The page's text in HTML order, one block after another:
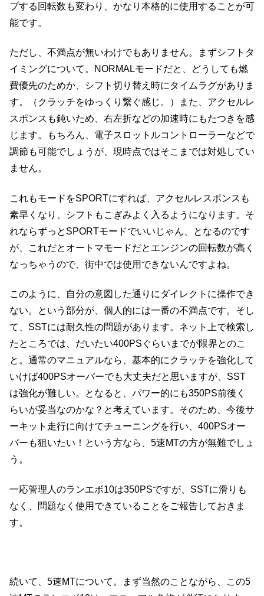
プする回転数も変わり、かなり本格的に使用することが可
能です。
ただし、不満点が無いわけでもありません。まずシフトタ
イミングについて。NORMALモードだと、どうしても燃
費優先のためか、シフト切り替え時にタイムラグがありま
す。（クラッチをゆっくり繋ぐ感じ。）また、アクセルレ
スポンスも鈍いため、右左折などの加速時にもたつきを感
じます。もちろん、電子スロットルコントローラーなどで
調節も可能でしょうが、現時点ではそこまでは対処してい
ません。
これもモードをSPORTにすれば、アクセルレスポンスも
素早くなり、シフトもこぎみよく入るようになります。そ
れならずっとSPORTモードでいいじゃん、となるのです
が、これだとオートマモードだとエンジンの回転数が高く
なっちゃうので、街中では使用できないんですよね。
このように、自分の意図した通りにダイレクトに操作でき
ない。という部分が、個人的には一番の不満点です。そし
て、SSTには耐久性の問題があります。ネット上で検索し
たところでは、だいたい400PSぐらいまでが限界とのこ
と。通常のマニュアルなら、基本的にクラッチを強化して
いけば400PSオーバーでも大丈夫だと思いますが、SST
は強化が難しい。となると、パワー的にも350PS前後く
らいが妥当なのかな？と考えています。そのため、今後サ
ーキット走行に向けてチューニングを行い、400PSオー
バーも狙いたい！という方なら、5速MTの方が無難でしょ
う。
一応管理人のランエボ10は350PSですが、SSTに滑りも
なく、問題なく使用できていることをご報告しておきま
す。
続いて、5速MTについて。まず当然のことながら、この5